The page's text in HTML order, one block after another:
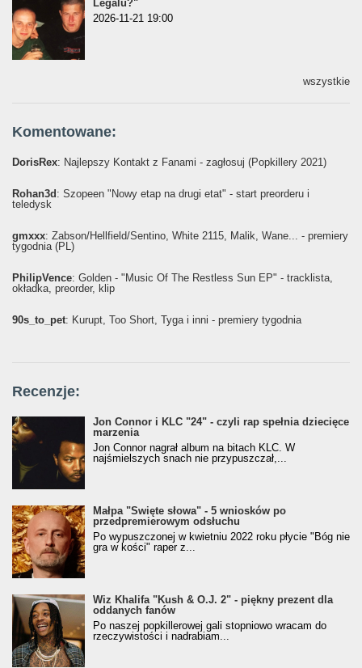
Legalu?"
2026-11-21 19:00
wszystkie
Komentowane:
DorisRex: Najlepszy Kontakt z Fanami - zagłosuj (Popkillery 2021)
Rohan3d: Szopeen "Nowy etap na drugi etat" - start preorderu i
teledysk
gmxxx: Żabson/Hellfield/Sentino, White 2115, Malik, Wane... - premiery
tygodnia (PL)
PhilipVence: Golden - "Music Of The Restless Sun EP" - tracklista,
okładka, preorder, klip
90s_to_pet: Kurupt, Too Short, Tyga i inni - premiery tygodnia
Recenzje:
Jon Connor i KLC "24" - czyli rap spełnia dziecięce
marzenia
Jon Connor nagrał album na bitach KLC. W
najśmielszych snach nie przypuszczał,...
Małpa "Święte słowa" - 5 wniosków po
przedpremierowym odsłuchu
Po wypuszczonej w kwietniu 2022 roku płycie "Bóg nie
gra w kości" raper z...
Wiz Khalifa "Kush & O.J. 2" - piękny prezent dla
oddanych fanów
Po naszej popkillerowej gali stopniowo wracam do
rzeczywistości i nadrabiam...